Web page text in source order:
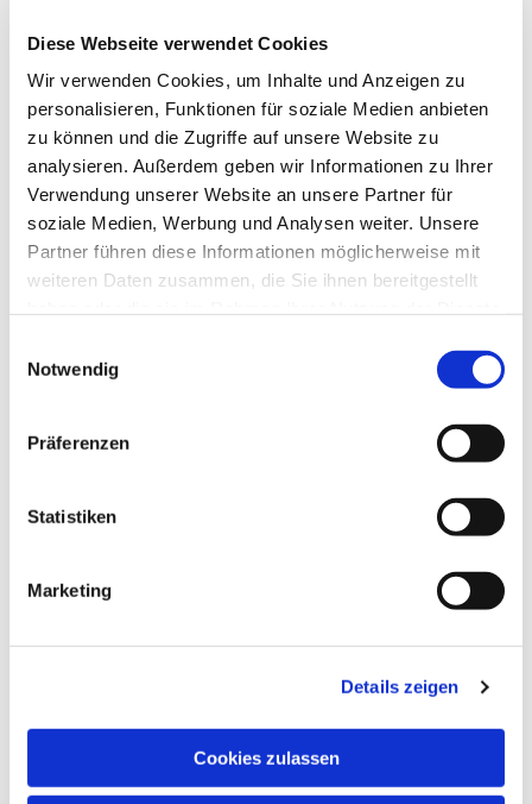
Diese Webseite verwendet Cookies
Wir verwenden Cookies, um Inhalte und Anzeigen zu
personalisieren, Funktionen für soziale Medien anbieten
zu können und die Zugriffe auf unsere Website zu
analysieren. Außerdem geben wir Informationen zu Ihrer
Verwendung unserer Website an unsere Partner für
soziale Medien, Werbung und Analysen weiter. Unsere
Partner führen diese Informationen möglicherweise mit
weiteren Daten zusammen, die Sie ihnen bereitgestellt
Notwendig
Präferenzen
Statistiken
Marketing
Details zeigen
Cookies zulassen
Dies könnte Sie auch